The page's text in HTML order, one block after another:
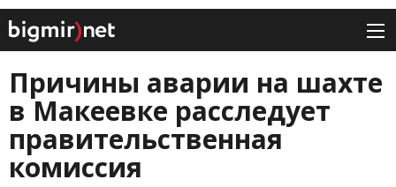
Причины аварии на шахте
в Макеевке расследует
правительственная
комиссия